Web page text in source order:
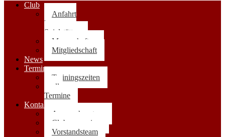
Club
Anfahrt
|
Spielstätten
Mannschaften
Mitgliedschaft
News
Termine
Trainingszeiten
alle
Termine
Kontakt
Ansprechpartner
Clubwegweiser
Vorstandsteam